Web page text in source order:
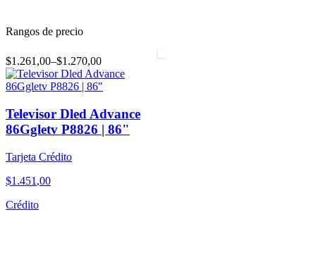
Rangos de precio
$1.261,00–$1.270,00
Televisor Dled Advance
86Ggletv P8826 | 86"
Tarjeta Crédito
$1 .451 ,00
Crédito